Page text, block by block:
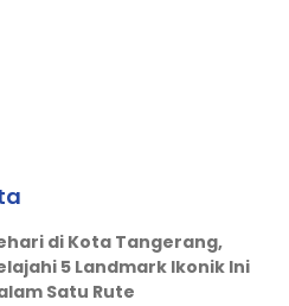
di Kota Tangerang,
5 Landmark Ikonik Ini
Satu Rute